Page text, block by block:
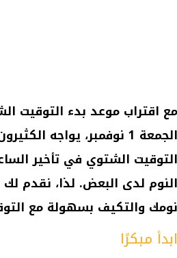
مع اقتراب موعد بدء التوقيت
الجمعة 1 نوفمبر، يواجه الكثيرون تحديات في التكيف مع هذا التغيير. يتمثل
التوقيت الشتوي في تأخير
النوم لدى البعض. لذا، نقدم
نومك والتكيف بسهولة مع
ابدأ مبكرًا